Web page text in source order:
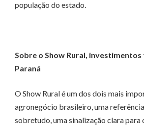
população do estado.
Sobre o Show Rural,
Paraná
O Show Rural é um dos dois mais
agronegócio brasileiro, uma
sobretudo, uma sinalização clara para